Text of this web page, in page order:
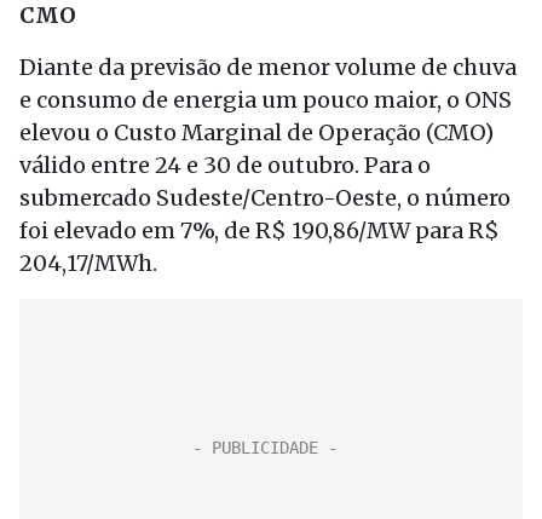
CMO
Diante da previsão de menor volume de chuva
e consumo de energia um pouco maior, o ONS
elevou o Custo Marginal de Operação (CMO)
válido entre 24 e 30 de outubro. Para o
submercado Sudeste/Centro-Oeste, o número
foi elevado em 7%, de R$ 190,86/MW para R$
204,17/MWh.